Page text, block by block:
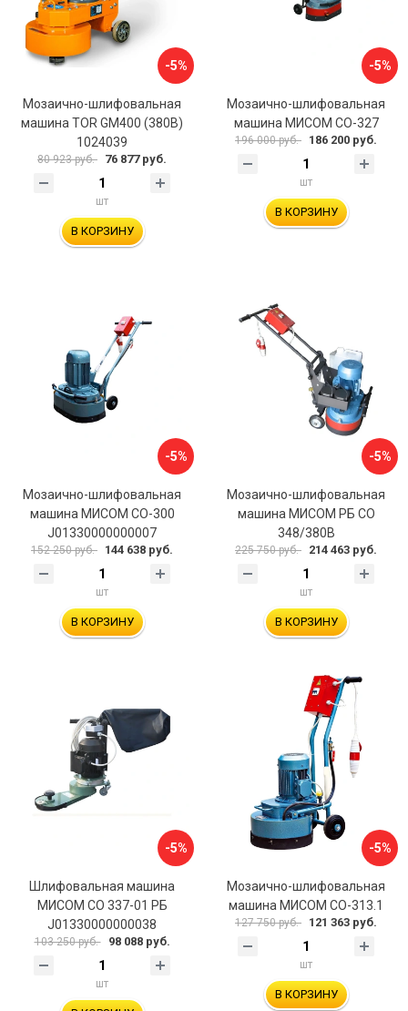
-5%
Мозаично-шлифовальная
машина TOR GM400 (380В)
1024039
80 923 руб. 76 877 руб.
шт
В КОРЗИНУ
-5%
Мозаично-шлифовальная
машина МИСОМ СО-327
196 000 руб. 186 200 руб.
шт
В КОРЗИНУ
-5%
Мозаично-шлифовальная
машина МИСОМ СО-300
J01330000000007
152 250 руб. 144 638 руб.
шт
В КОРЗИНУ
-5%
Мозаично-шлифовальная
машина МИСОМ РБ СО
348/380В
225 750 руб. 214 463 руб.
шт
В КОРЗИНУ
-5%
Шлифовальная машина
МИСОМ СО 337-01 РБ
J01330000000038
103 250 руб. 98 088 руб.
шт
-5%
Мозаично-шлифовальная
машина МИСОМ СО-313.1
127 750 руб. 121 363 руб.
шт
В КОРЗИНУ